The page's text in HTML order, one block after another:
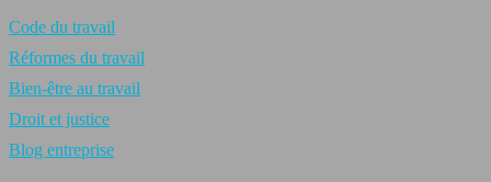
Code du travail
Réformes du travail
Bien-être au travail
Droit et justice
Blog entreprise